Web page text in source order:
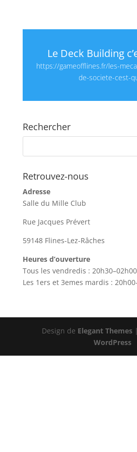
Le Deck Building
https://gameofflines.fr/les-
de-societe-cest-
Rechercher
Retrouvez-nous
Adresse
Salle du Mille Club
Rue Jacques Prévert
59148 Flines-Lez-Râches
Heures d’ouverture
Tous les vendredis : 20h30–02h00
Les 1ers et 3emes mardis :
Design de Elegant Themes|
WordPress